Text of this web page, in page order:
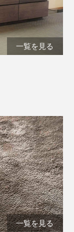
一覧を見る
一覧を見る